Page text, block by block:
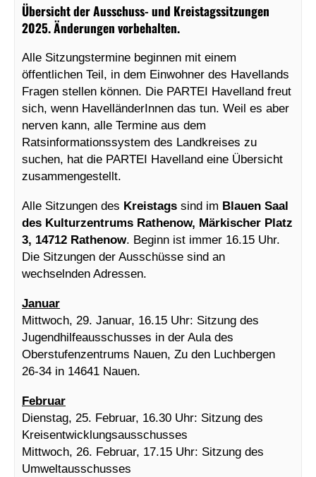
Übersicht der Ausschuss- und Kreistagssitzungen
2025. Änderungen vorbehalten.
Alle Sitzungstermine beginnen mit einem
öffentlichen Teil, in dem Einwohner des Havellands
Fragen stellen können. Die PARTEI Havelland freut
sich, wenn HavelländerInnen das tun. Weil es aber
nerven kann, alle Termine aus dem
Ratsinformationssystem des Landkreises zu
suchen, hat die PARTEI Havelland eine Übersicht
zusammengestellt.
Alle Sitzungen des Kreistags sind im Blauen Saal
des Kulturzentrums Rathenow, Märkischer Platz
3, 14712 Rathenow. Beginn ist immer 16.15 Uhr.
Die Sitzungen der Ausschüsse sind an
wechselnden Adressen.
Januar
Mittwoch, 29. Januar, 16.15 Uhr: Sitzung des
Jugendhilfeausschusses in der Aula des
Oberstufenzentrums Nauen, Zu den Luchbergen
26-34 in 14641 Nauen.
Februar
Dienstag, 25. Februar, 16.30 Uhr: Sitzung des
Kreisentwicklungsausschusses
Mittwoch, 26. Februar, 17.15 Uhr: Sitzung des
Umweltausschusses